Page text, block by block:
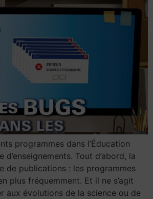
programmes dans l’Éducation
d’enseignements. Tout d’abord, la
de publications : les programmes
plus fréquemment. Et il ne s’agit
aux évolutions de la science ou de